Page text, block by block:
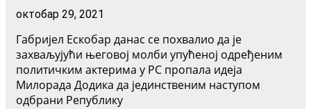
октобар 29, 2021
Габријел Ескобар данас се похвалио да је
захваљујући његовој молби упућеној одређеним
политичким актерима у РС пропала идеја
Милорада Додика да јединственим наступом
одбрани Републику